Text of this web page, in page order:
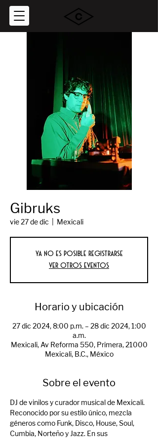
Gibruks
vie 27 de dic Mexicali
Ya no es posible registrarse
Ver otros eventos
Horario y ubicación
27 dic 2024, 8:00 p.m. – 28 dic 2024, 1:00
a.m.
Mexicali, Av Reforma 550, Primera, 21000
Mexicali, B.C., México
Sobre el evento
DJ de vinilos y curador musical de Mexicali.
Reconocido por su estilo único, mezcla
géneros como Funk, Disco, House, Soul,
Cumbia, Norteño y Jazz. En sus